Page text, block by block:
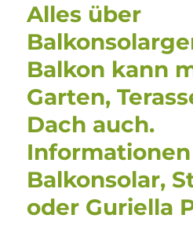
Alles über
Balkon kann
Garten,
Dach auch.
Balkonsolar,
oder Guriella